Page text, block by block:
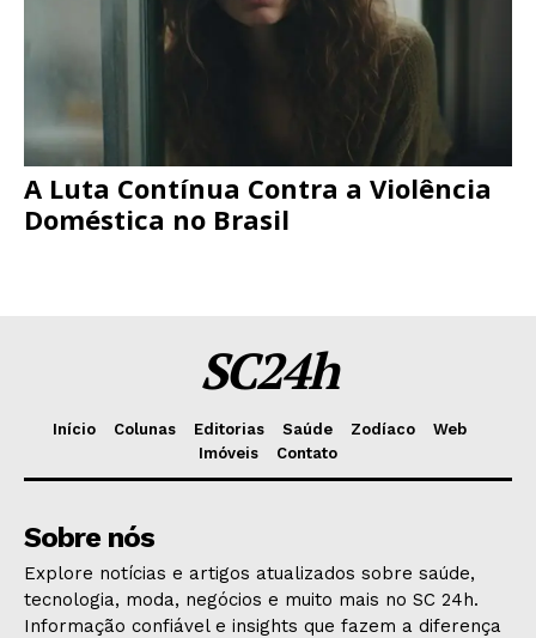
A Luta Contínua Contra a Violência
Doméstica no Brasil
SC24h
Início Colunas Editorias Saúde Zodíaco
Web
Imóveis
Contato
Sobre nós
Explore notícias e artigos atualizados sobre saúde,
tecnologia, moda, negócios e muito mais no SC 24h.
Informação confiável e insights que fazem a diferença